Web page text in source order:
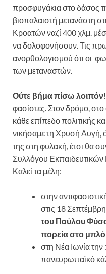
προσφυγάκια στο δάσος
βιοπαλαιστή μετανάστη
Κροατών ναζί 400 χλμ.
να δολοφονήσουν. Τις
ανορθολογισμού ότι οι
των μεταναστών.
Ούτε βήμα πίσω λοιπόν!
φασίστες. Στον δρόμο,
κάθε επίπεδο πολιτικής
νικήσαμε τη Χρυσή Αυγή,
της στη φυλακή, έτσι θα
Συλλόγου
Καλεί τα μέλη:
στην
στις 18 Σεπτέμβρη
του Παύλου
πορεία στο
στη Νέα Ιωνία
πανευρωπαϊκό